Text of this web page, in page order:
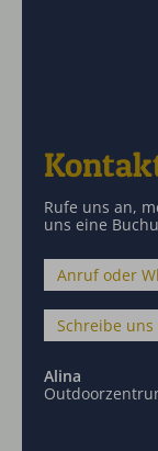
Rufe uns an,
uns eine
Anruf oder
Schreibe
Alina